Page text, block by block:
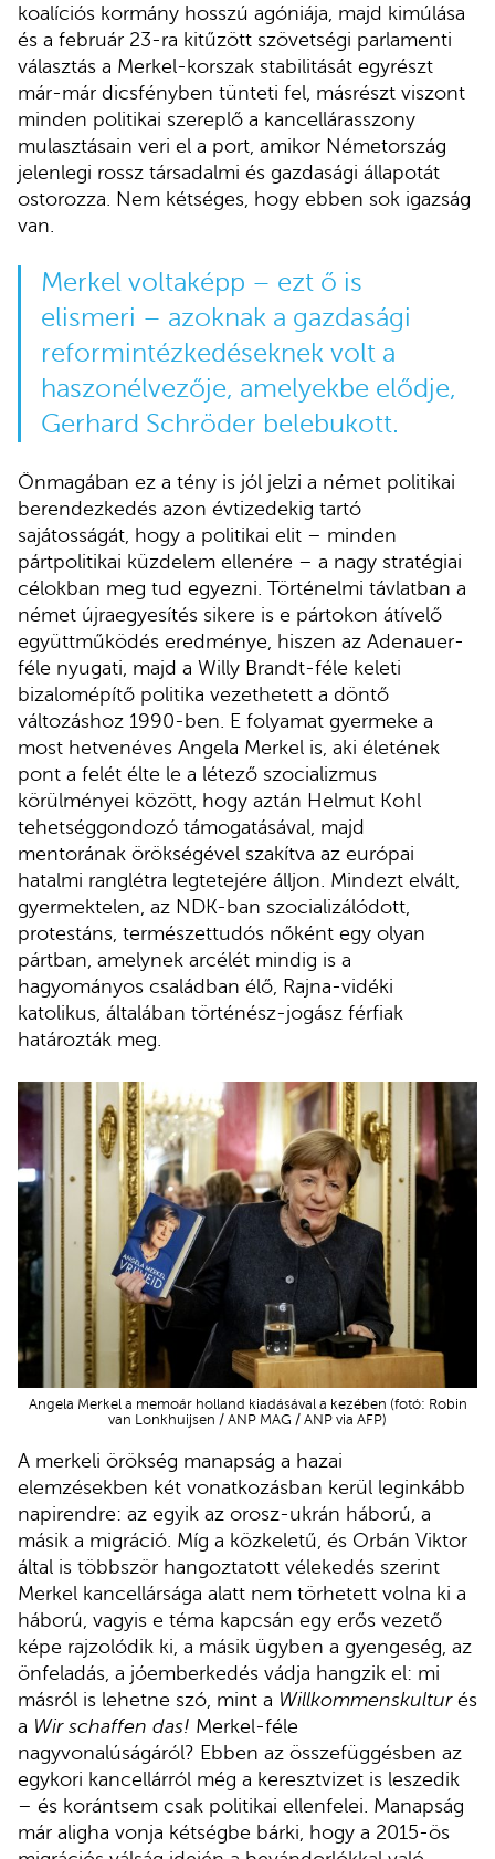
koalíciós kormány hosszú agóniája, majd kimúlása
és a február 23-ra kitűzött szövetségi parlamenti
választás a Merkel-korszak stabilitását egyrészt
már-már dicsfényben tünteti fel, másrészt viszont
minden politikai szereplő a kancellárasszony
mulasztásain veri el a port, amikor Németország
jelenlegi rossz társadalmi és gazdasági állapotát
ostorozza. Nem kétséges, hogy ebben sok igazság
van.
Merkel voltaképp – ezt ő is
elismeri – azoknak a gazdasági
reformintézkedéseknek volt a
haszonélvezője, amelyekbe elődje,
Gerhard Schröder belebukott.
Önmagában ez a tény is jól jelzi a német politikai
berendezkedés azon évtizedekig tartó
sajátosságát, hogy a politikai elit – minden
pártpolitikai küzdelem ellenére – a nagy stratégiai
célokban meg tud egyezni. Történelmi távlatban a
német újraegyesítés sikere is e pártokon átívelő
együttműködés eredménye, hiszen az Adenauer-
féle nyugati, majd a Willy Brandt-féle keleti
bizalomépítő politika vezethetett a döntő
változáshoz 1990-ben. E folyamat gyermeke a
most hetvenéves Angela Merkel is, aki életének
pont a felét élte le a létező szocializmus
körülményei között, hogy aztán Helmut Kohl
tehetséggondozó támogatásával, majd
mentorának örökségével szakítva az európai
hatalmi ranglétra legtetejére álljon. Mindezt elvált,
gyermektelen, az NDK-ban szocializálódott,
protestáns, természettudós nőként egy olyan
pártban, amelynek arcélét mindig is a
hagyományos családban élő, Rajna-vidéki
katolikus, általában történész-jogász férfiak
határozták meg.
Angela Merkel a memoár holland kiadásával a kezében (fotó: Robin
van Lonkhuijsen / ANP MAG / ANP via AFP)
A merkeli örökség manapság a hazai
elemzésekben két vonatkozásban kerül leginkább
napirendre: az egyik az orosz-ukrán háború, a
másik a migráció. Míg a közkeletű, és Orbán Viktor
által is többször hangoztatott vélekedés szerint
Merkel kancellársága alatt nem törhetett volna ki a
háború, vagyis e téma kapcsán egy erős vezető
képe rajzolódik ki, a másik ügyben a gyengeség, az
önfeladás, a jóemberkedés vádja hangzik el: mi
másról is lehetne szó, mint a Willkommenskulturés
a Wir schaffen das! Merkel-féle
nagyvonalúságáról? Ebben az összefüggésben az
egykori kancellárról még a keresztvizet is leszedik
– és korántsem csak politikai ellenfelei. Manapság
már aligha vonja kétségbe bárki, hogy a 2015-ös